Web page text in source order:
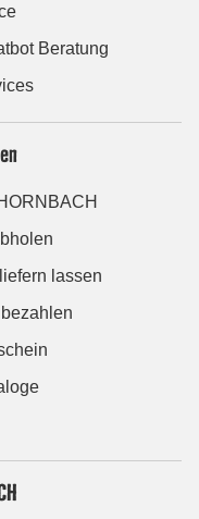
Beratung
lassen